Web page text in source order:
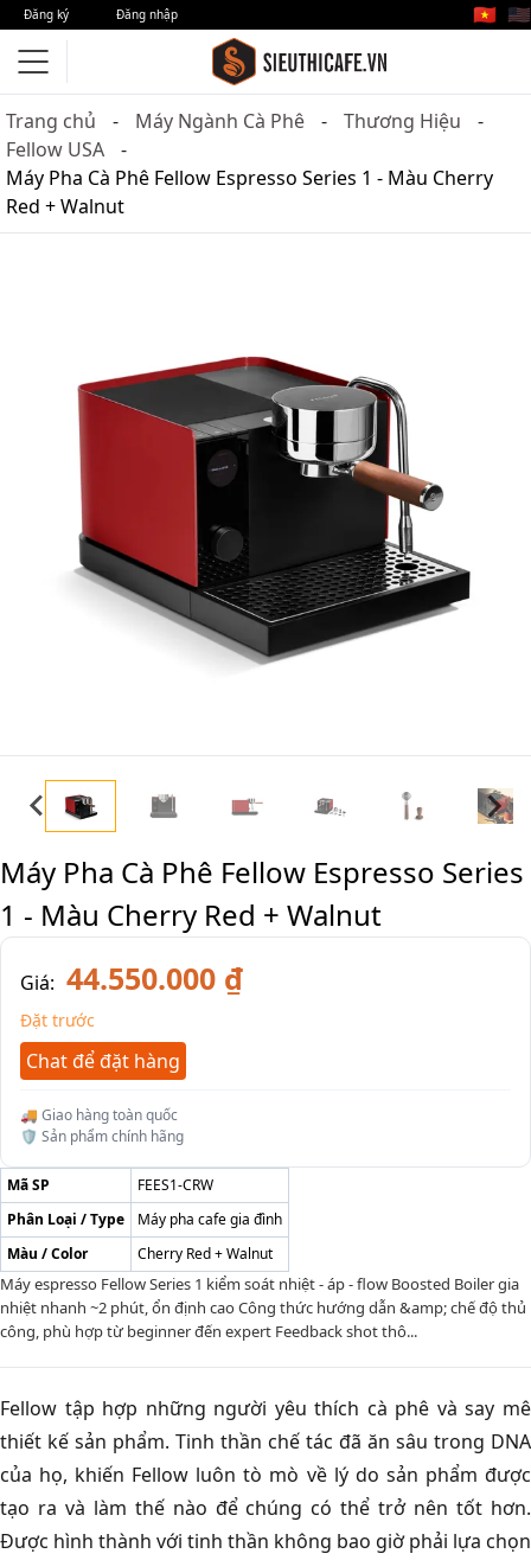
Đăng ký Đăng nhập 🇻🇳 🇺🇸
Trang chủ Máy Ngành Cà Phê
Thương Hiệu
Fellow USA
Máy Pha Cà Phê Fellow Espresso Series 1 - Màu Cherry
Red + Walnut
Máy Pha Cà Phê Fellow Espresso Series
1 - Màu Cherry Red + Walnut
Giá: 44.550.000 ₫
Đặt trước
Chat để đặt hàng
🚚 Giao hàng toàn quốc
🛡️ Sản phẩm chính hãng
Mã SP
FEES1-CRW
Phân Loại / Type
Máy pha cafe gia đình
Màu / Color
Cherry Red + Walnut
Máy espresso Fellow Series 1 kiểm soát nhiệt - áp - flow Boosted Boiler gia
nhiệt nhanh ~2 phút, ổn định cao Công thức hướng dẫn &amp; chế độ thủ
công, phù hợp từ beginner đến expert Feedback shot thô...
Fellow tập hợp những người yêu thích cà phê và say mê
thiết kế sản phẩm. Tinh thần chế tác đã ăn sâu trong DNA
của họ, khiến Fellow luôn tò mò về lý do sản phẩm được
tạo ra và làm thế nào để chúng có thể trở nên tốt hơn.
Được hình thành với tinh thần không bao giờ phải lựa chọn